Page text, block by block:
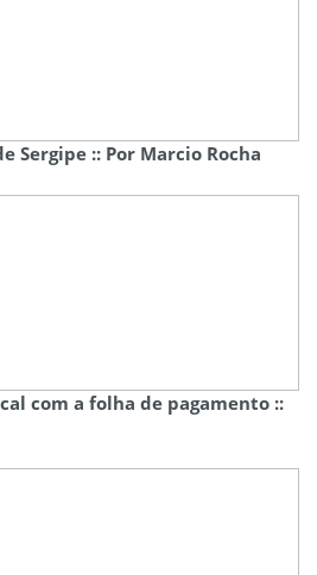
Sergipe :: Por Marcio Rocha
com a folha de pagamento ::